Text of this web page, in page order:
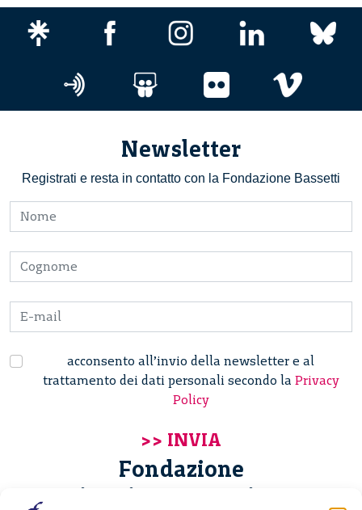
Newsletter
Registrati e resta in contatto con la Fondazione Bassetti
acconsento all’invio della newsletter e al
trattamento dei dati personali secondo la Privacy
Policy
Fondazione
Giannino Bassetti ETS